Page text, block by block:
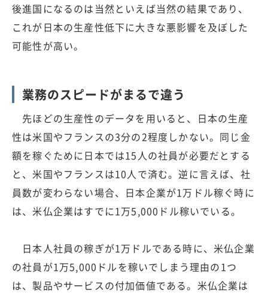
後進国になるのは当然といえば当然の結果であり、
これが日本の生産性低下に大きな悪影響を及ぼした
可能性が高い。
業務のスピードがまるで違う
先ほどの生産性のデータを用いると、日本の生産
性は米国やフランスの3分の2程度しかない。同じ金
額を稼ぐために日本では15人の社員が必要だとする
と、米国やフランスは10人で済む。逆に言えば、社
員数が変わらない場合、日本企業が1万ドル稼ぐ時に
は、米仏企業はすでに1万5,000ドル稼いでいる。
日本人社員の稼ぎが1万ドルである時に、米仏企業
の社員が1万5,000ドルを稼いでしまう理由の1つ
は、製品やサービスの付加価値である。米仏企業は